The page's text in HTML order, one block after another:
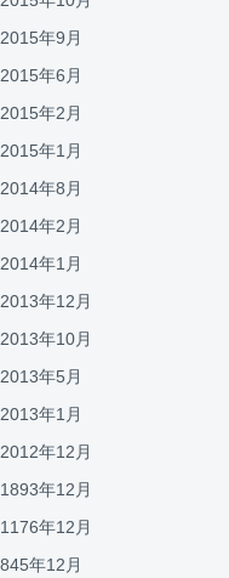
2015年9月
2015年6月
2015年2月
2015年1月
2014年8月
2014年2月
2014年1月
2013年12月
2013年10月
2013年5月
2013年1月
2012年12月
1893年12月
1176年12月
845年12月